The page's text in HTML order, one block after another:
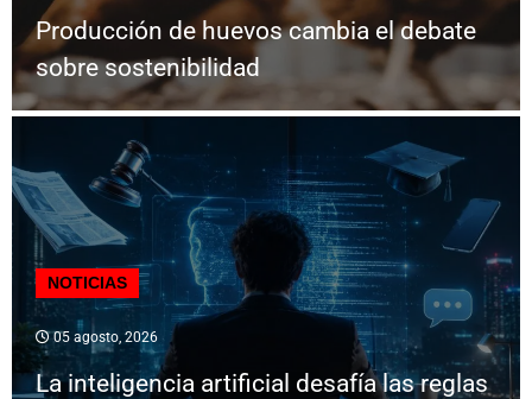
Producción de huevos cambia el debate
sobre sostenibilidad
NOTICIAS
05 agosto, 2026
La inteligencia artificial desafía las reglas